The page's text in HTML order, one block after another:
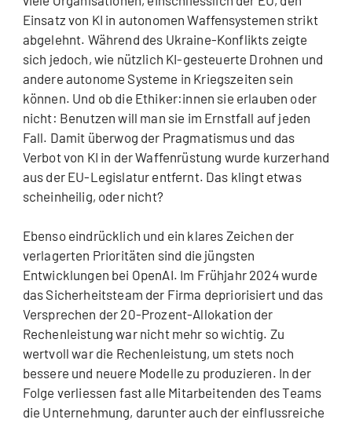
Einsatz von KI in autonomen Waffensystemen strikt
abgelehnt. Während des Ukraine-Konflikts zeigte
sich jedoch, wie nützlich KI-gesteuerte Drohnen und
andere autonome Systeme in Kriegszeiten sein
können. Und ob die Ethiker:innen sie erlauben oder
nicht: Benutzen will man sie im Ernstfall auf jeden
Fall. Damit überwog der Pragmatismus und das
Verbot von KI in der Waffenrüstung wurde kurzerhand
aus der EU-Legislatur entfernt. Das klingt etwas
scheinheilig, oder nicht?
Ebenso eindrücklich und ein klares Zeichen der
verlagerten Prioritäten sind die jüngsten
Entwicklungen bei OpenAI. Im Frühjahr 2024 wurde
das Sicherheitsteam der Firma depriorisiert und das
Versprechen der 20-Prozent-Allokation der
Rechenleistung war nicht mehr so wichtig. Zu
wertvoll war die Rechenleistung, um stets noch
bessere und neuere Modelle zu produzieren. In der
Folge verliessen fast alle Mitarbeitenden des Teams
die Unternehmung, darunter auch der einflussreiche